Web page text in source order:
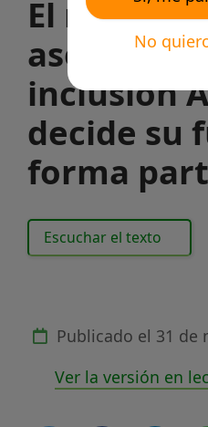
El
asociativo
inclusión
decide su
forma
Escuchar el texto
Publicado el 31 de
Ver la versión en
No